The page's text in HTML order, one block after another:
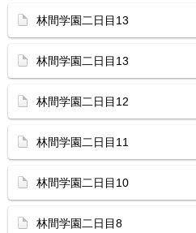
林間学園二日目13
林間学園二日目13
林間学園二日目12
林間学園二日目11
林間学園二日目10
林間学園二日目8